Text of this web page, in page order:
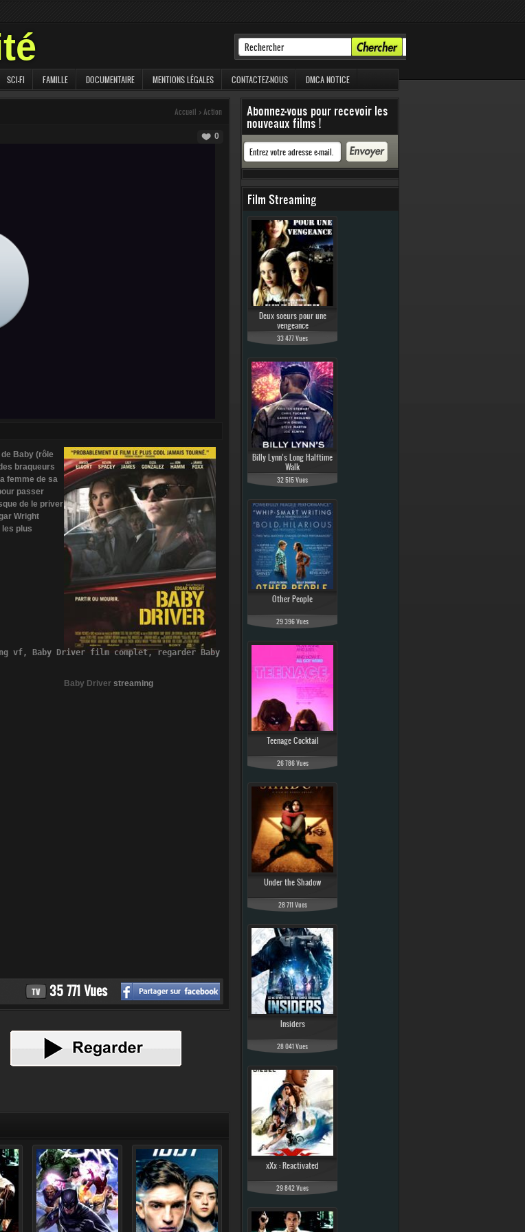
SCI-FI FAMILLE DOCUMENTAIRE MENTIONS LÉGALES CONTACTEZ-NOUS DMCA NOTICE
Accueil > Action
0
Baby Driver streaming
Baby (rôle
braqueurs
femme de sa
passer
de le priver
Wright
plus
vf, Baby Driver film complet, regarder Baby Driver
35 771 Vues
Abonnez-vous pour recevoir les
nouveaux films !
Film Streaming
Deux soeurs pour une
vengeance
33 477 Vues
Billy Lynn’s Long Halftime
Walk
32 515 Vues
Other People
29 396 Vues
Teenage Cocktail
26 786 Vues
Under the Shadow
28 711 Vues
Insiders
28 041 Vues
xXx : Reactivated
29 842 Vues